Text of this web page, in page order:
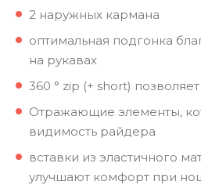
2 наружных кармана
оптимальная подгонка
на рукавах
360 ° zip (+ short)
Отражающие элементы,
видимость райдера
вставки из эластичного
улучшают комфорт при